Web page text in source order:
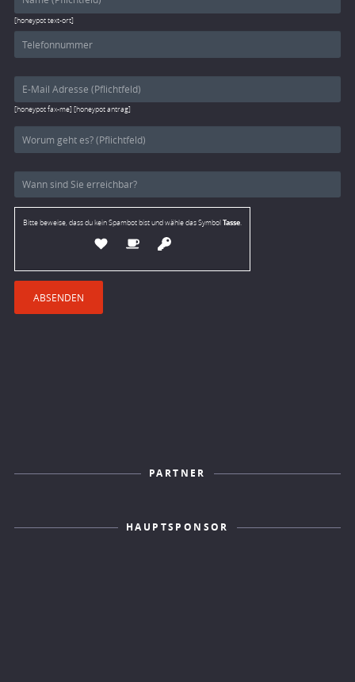
[honeypot text-ort]
[honeypot fax-me] [honeypot antrag]
Bitte beweise, dass du kein Spambot bist und wähle das Symbol Tasse.
PARTNER
HAUPTSPONSOR